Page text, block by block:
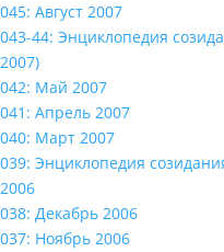
045: Август 2007
043-44: Энциклопедия
2007)
042: Май 2007
041: Апрель 2007
040: Март 2007
039: Энциклопедия
2006
038: Декабрь 2006
037: Ноябрь 2006